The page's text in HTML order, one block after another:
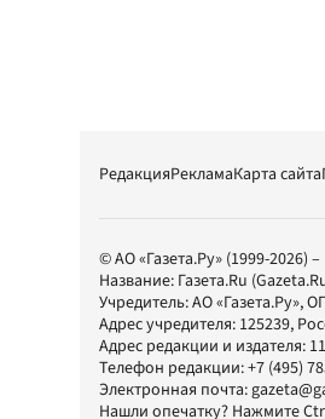
РедакцияРекламаКарта сайта
© АО «Газета.Ру» (1999-2026)
Название: Газета.Ru
Учредитель:АО «Газета.Ру»,
Адрес учредителя: 125239,
Адрес редакции и издателя:
Телефон редакции:+7 (495)
Электронная почта:
Нашли опечатку? Нажмите